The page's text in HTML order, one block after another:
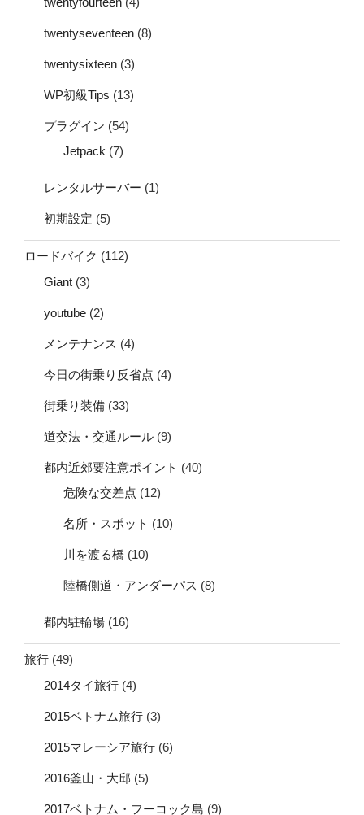
twentyseventeen (8)
twentysixteen (3)
WP初級Tips (13)
プラグイン (54)
Jetpack (7)
レンタルサーバー (1)
初期設定 (5)
ロードバイク (112)
Giant (3)
youtube (2)
メンテナンス (4)
今日の街乗り反省点 (4)
街乗り装備 (33)
道交法・交通ルール (9)
都内近郊要注意ポイント (40)
危険な交差点 (12)
名所・スポット (10)
川を渡る橋 (10)
陸橋側道・アンダーパス (8)
都内駐輪場 (16)
旅行 (49)
2014タイ旅行 (4)
2015ベトナム旅行 (3)
2015マレーシア旅行 (6)
2016釜山・大邱 (5)
2017ベトナム・フーコック島 (9)